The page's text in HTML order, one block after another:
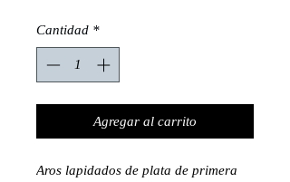
Cantidad *
Agregar al carrito
Aros lapidados de plata de primera